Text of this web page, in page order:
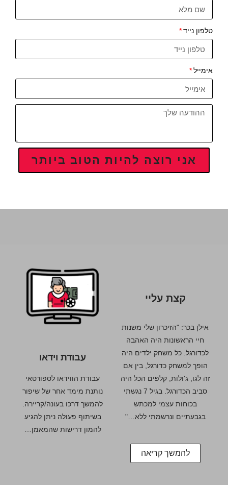
טלפון נייד
אימייל
אני רוצה להיות הטוב ביותר
קצת עליי
אילן בכר: "הזיכרון שלי משנות
חיי הראשונות היה האהבה
לכדורגל. כל משחק ילדים היה
הופך למשחק כדורגל, בין אם
זה לגו, ג'ולות, קלפים הכל היה
סביב הכדורגל. בגיל 7 נגשתי
בכוחות עצמי למכתש
בגבעתיים ונרשמתי ללא…"
להמשך קריאה
עבודת וידאו
עבודת הווידאו לספורטאי
נותנת מימד אחר של שיפור
להמשך דרכו בעונה/קריירה.
בשיתוף פעולה ניתן להגיע
להמון דרישות שהמאמן…